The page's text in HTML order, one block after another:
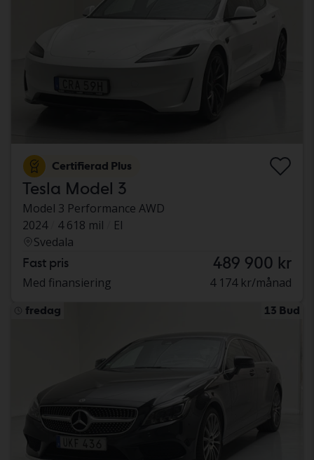
Certifierad Plus
Tesla Model 3
Model 3 Performance AWD
2024
4 618 mil
El
Svedala
Fast pris 489 900 kr
Med finansiering 4 174 kr/månad
fredag 13 Bud